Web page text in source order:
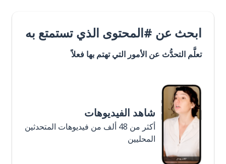
ابحث عن #المحتوى الذي تستمتع به
تعلَّم التحدُّث عن الأمور التي تهتم بها فعلاً
شاهد الفيديوهات
أكثر من 48 ألف من فيديوهات المتحدثين
المحليين